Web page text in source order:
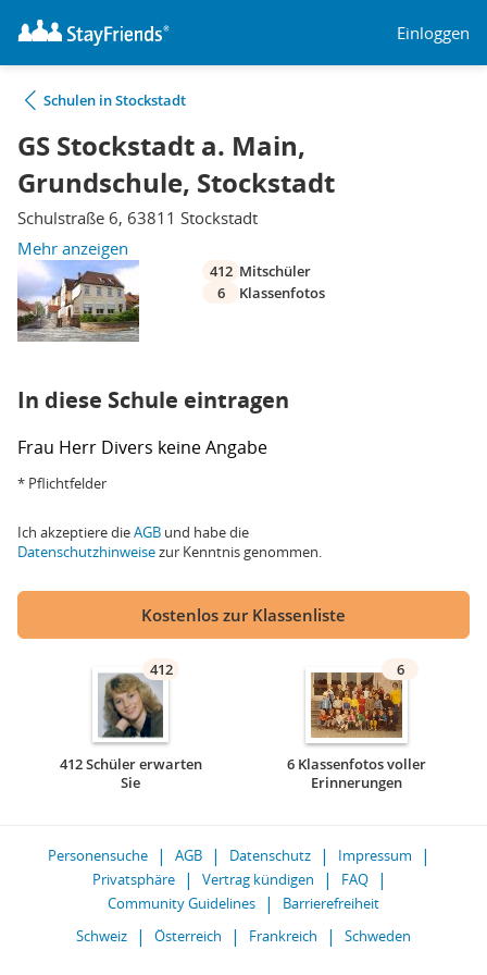
Einloggen
Schulen in Stockstadt
GS Stockstadt a. Main,
Grundschule, Stockstadt
Schulstraße 6, 63811 Stockstadt
Mehr anzeigen
412 Mitschüler
6
Klassenfotos
In diese Schule eintragen
Frau Herr Divers keine Angabe
* Pflichtfelder
Ich akzeptiere dieAGB und habe die
Datenschutzhinweisezur Kenntnis genommen.
Kostenlos zur Klassenliste
412
412 Schüler erwarten
Sie
6
6 Klassenfotos voller
Erinnerungen
Personensuche AGB Datenschutz
Impressum
Privatsphäre
Vertrag kündigen
FAQ
Community Guidelines
Barrierefreiheit
Schweiz
Österreich Frankreich Schweden